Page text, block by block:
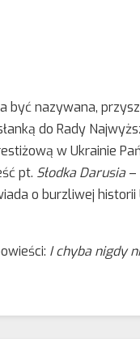
być nazywana,
do Rady
w Ukrainie
pt. Słodka Darusia–
o burzliwej historii
I chyba nigdy